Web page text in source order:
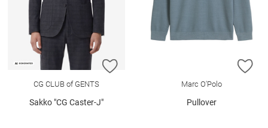
ZUR WUNSCHLISTE HINZUFÜGEN
CG CLUB of GENTS
Sakko "CG Caster-J"
Marc O'Polo
Pullover